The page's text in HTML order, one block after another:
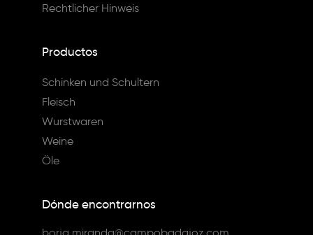
Rechtlicher Hinweis
Productos
Schinken und Schultern
Fleisch
Wurstwaren
Weine
Öle
Dónde encontrarnos